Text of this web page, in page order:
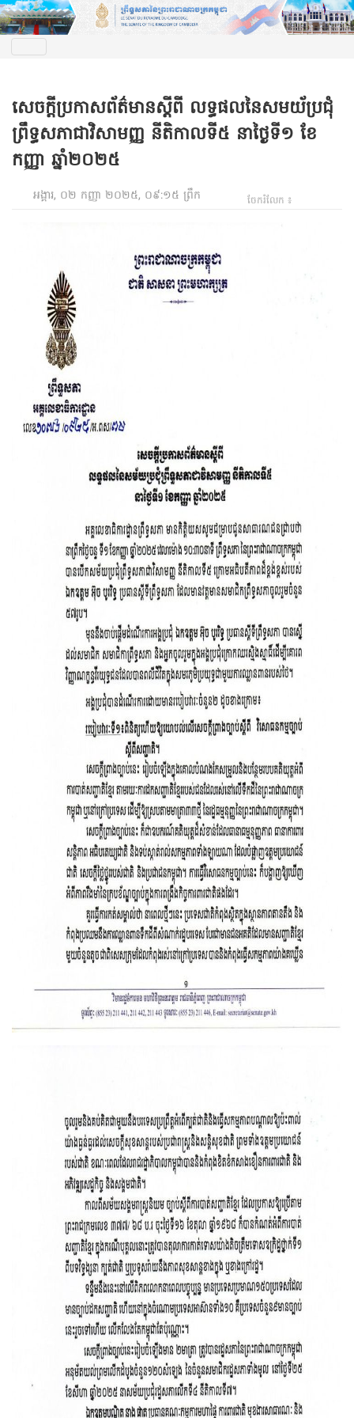
សេចក្តីប្រកាសព័ត៌មានស្តីពី​ លទ្ធផលនៃសមយ័ប្រជុំ
ព្រឹទ្ធសភាជាវិសាមញ្ញ នីតិកាលទី៥ នាថ្ងៃទី១ ខែ
កញ្ញា ឆ្នាំ២០២៥
អង្គារ, ០២ កញ្ញា ២០២៥, ០៩:១៥ ព្រឹក ចែករំលែក ៖